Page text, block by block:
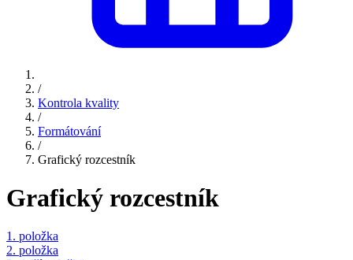
/
Kontrola kvality
/
Formátování
/
Grafický rozcestník
Grafický rozcestník
1. položka
2. položka